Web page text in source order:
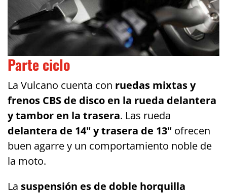
Parte ciclo
La Vulcano cuenta con ruedas mixtas y
frenos CBS de disco en la rueda delantera
y tambor en la trasera. Las rueda
delantera de 14" y trasera de 13" ofrecen
buen agarre y un comportamiento noble de
la moto.
La suspensión es de doble horquilla